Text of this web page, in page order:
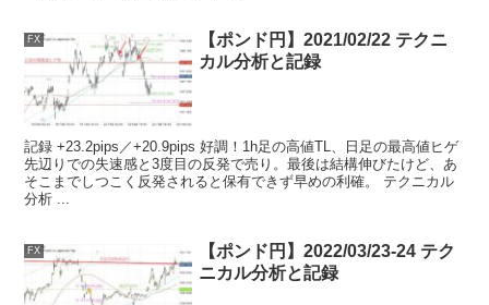
FX
【ポンド円】2021/02/22 テクニ
カル分析と記録
記録 +23.2pips／+20.9pips 好調！1h足の高値TL、日足の最高値ヒゲ
先辺りでの失速感と3度目の反発で売り。最後は結構伸びたけど、あ
そこまでしつこく反発されると保有できず早めの利確。 テクニカル
分析 ...
FX
【ポンド円】2022/03/23-24 テク
ニカル分析と記録